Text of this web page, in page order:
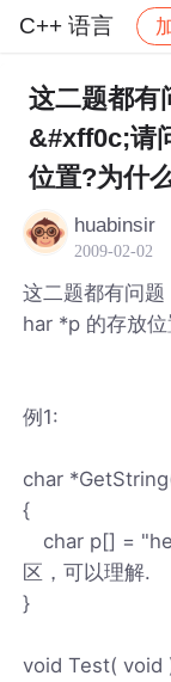
C++ 语言
社区 C++ 语
这二题都有
&#xff0c;请
位置?为什
huabinsir
2009-02-02
这二题都有问
har *p 的存放
例1:
char
{
char p[] =
区，可以理解.
}
void Test( void